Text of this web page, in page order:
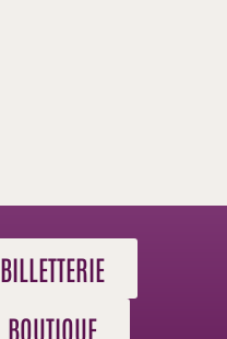
BILLETTERIE
BOUTIQUE